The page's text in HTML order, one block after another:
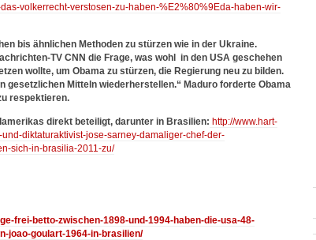
volkerrecht-verstosen-zu-haben-%E2%80%9Eda-haben-wir-
bis ähnlichen Methoden zu stürzen wie in der Ukraine.
TV CNN die Frage, was wohl in den USA geschehen
wollte, um Obama zu stürzen, die Regierung neu zu bilden.
gesetzlichen Mitteln wiederherstellen.“ Maduro forderte Obama
respektieren.
direkt beteiligt, darunter in Brasilien: http://www.hart-
diktaturaktivist-jose-sarney-damaliger-chef-der-
sich-in-brasilia-2011-zu/
frei-betto-zwischen-1898-und-1994-haben-die-usa-48-
joao-goulart-1964-in-brasilien/